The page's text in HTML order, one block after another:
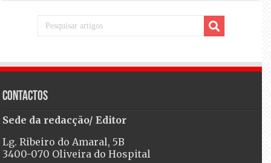
Contactos
Sede da redacção/ Editor
Lg. Ribeiro do Amaral, 5B
3400-070 Oliveira do Hospital